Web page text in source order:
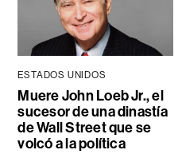
ESTADOS UNIDOS
Muere John Loeb Jr., el
sucesor de una dinastía
de Wall Street que se
volcó a la política